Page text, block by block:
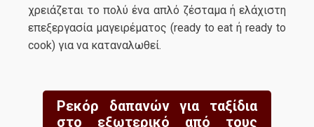
χρειάζεται το πολύ ένα απλό ζέσταμα ή ελάχιστη
επεξεργασία μαγειρέματος (ready to eat ή ready to
cook) για να καταναλωθεί.
Ρεκόρ δαπανών για ταξίδια
στο εξωτερικό από τους